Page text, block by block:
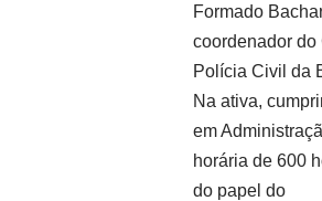
Formado
coordenador do
Polícia Civil da
Na ativa,
em
horária de 600
do papel do